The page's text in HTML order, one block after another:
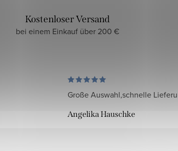
Kostenloser Versand
bei einem Einkauf über 200 €
Große Auswahl,schnelle
Angelika Hauschke